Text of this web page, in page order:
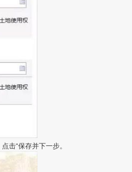
击“保存并下一步。